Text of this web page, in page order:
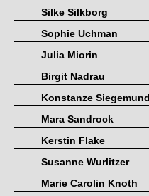
Silke Silkborg
Sophie Uchman
Julia Miorin
Birgit Nadrau
Konstanze Siegemund
Mara Sandrock
Kerstin Flake
Susanne Wurlitzer
Marie Carolin Knoth